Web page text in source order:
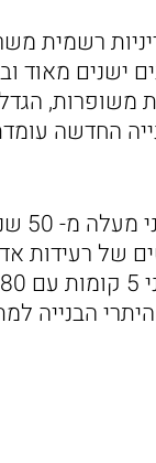
רשמית
ישנים מאוד
משופרות,
החדשה
של רעידות
הבנייה